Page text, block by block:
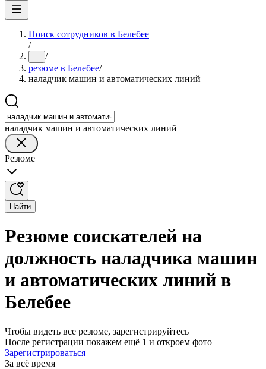
Поиск сотрудников в Белебее
/
... /
резюме в Белебее/
наладчик машин и автоматических линий
наладчик машин и автоматических линий
Резюме
Найти
Резюме соискателей на
должность наладчика машин
и автоматических линий в
Белебее
Чтобы видеть все резюме, зарегистрируйтесь
После регистрации покажем ещё 1 и откроем фото
Зарегистрироваться
За всё время